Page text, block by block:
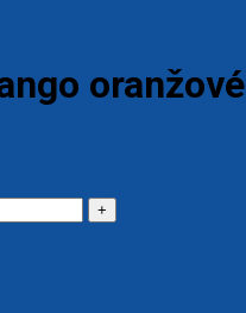
oranžové